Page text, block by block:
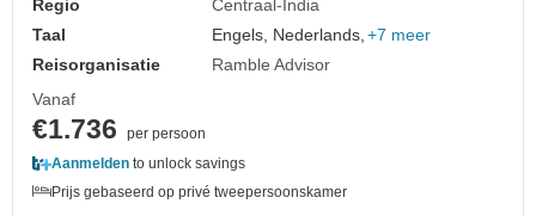
Regio
Centraal-India
Taal
Engels, Nederlands, +7 meer
Reisorganisatie
Ramble Advisor
Vanaf
€1.736
per persoon
Aanmelden to unlock savings
Prijs gebaseerd op privé tweepersoonskamer